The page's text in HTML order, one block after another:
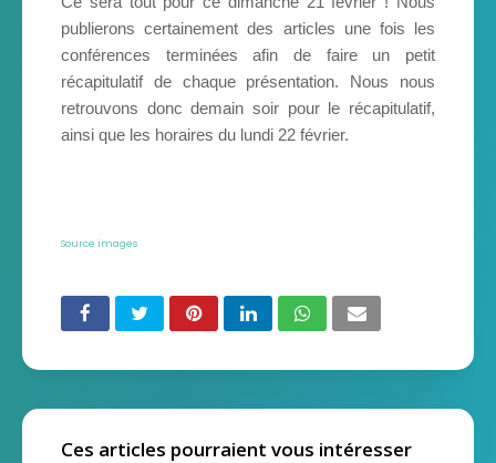
publierons certainement des articles une fois les
conférences terminées afin de faire un petit
récapitulatif de chaque présentation. Nous nous
retrouvons donc demain soir pour le récapitulatif,
ainsi que les horaires du lundi 22 février.
Source images
Ces articles pourraient vous intéresser